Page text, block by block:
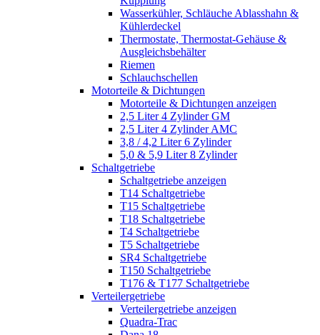
Wasserkühler, Schläuche Ablasshahn &
Kühlerdeckel
Thermostate, Thermostat-Gehäuse &
Ausgleichsbehälter
Riemen
Schlauchschellen
Motorteile & Dichtungen
Motorteile & Dichtungen anzeigen
2,5 Liter 4 Zylinder GM
2,5 Liter 4 Zylinder AMC
3,8 / 4,2 Liter 6 Zylinder
5,0 & 5,9 Liter 8 Zylinder
Schaltgetriebe
Schaltgetriebe anzeigen
T14 Schaltgetriebe
T15 Schaltgetriebe
T18 Schaltgetriebe
T4 Schaltgetriebe
T5 Schaltgetriebe
SR4 Schaltgetriebe
T150 Schaltgetriebe
T176 & T177 Schaltgetriebe
Verteilergetriebe
Verteilergetriebe anzeigen
Quadra-Trac